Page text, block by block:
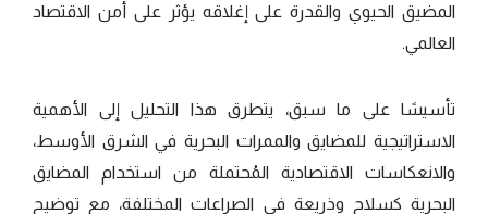
المضيق الحيوي والقدرة على إغلاقه يؤثر على أمن الاقتصاد
العالمي.
تأسيسًا على ما سبق، يتطرق هذا التحليل إلى الأهمية
الاستراتيجية للمضايق والممرات البحرية في الشرق الأوسط،
والانعكاسات الاقتصادية المُحتملة من استخدام المضايق
البحرية كسلاح وذريعة في الصراعات المختلفة، مع توضيح